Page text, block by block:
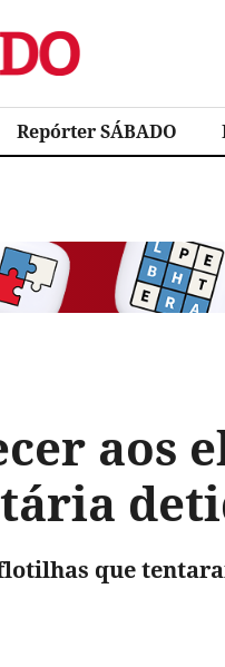
Repórter SÁBADO
aos
que